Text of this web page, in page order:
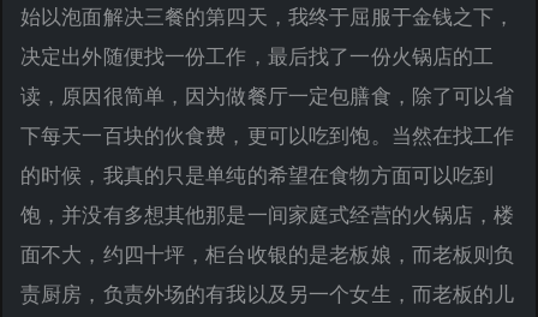
始以泡面解决三餐的第四天，我终于屈服于金钱之下，
决定出外随便找一份工作，最后找了一份火锅店的工
读，原因很简单，因为做餐厅一定包膳食，除了可以省
下每天一百块的伙食费，更可以吃到饱。当然在找工作
的时候，我真的只是单纯的希望在食物方面可以吃到
饱，并没有多想其他那是一间家庭式经营的火锅店，楼
面不大，约四十坪，柜台收银的是老板娘，而老板则负
责厨房，负责外场的有我以及另一个女生，而老板的儿